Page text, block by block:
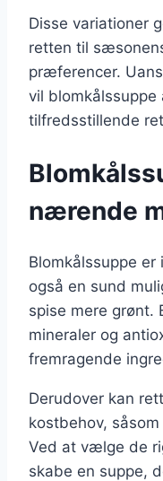
Disse variationer
retten til
præferencer.
vil
tilfredsstillende
nærende
Blomkålssuppe er
også en sund
spise mere grønt.
mineraler og
fremragende
Derudover kan
kostbehov,
Ved at vælge de
skabe en suppe,